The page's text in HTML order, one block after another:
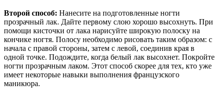
Второй способ: Нанесите на подготовленные ногти
прозрачный лак. Дайте первому слою хорошо высохнуть. При
помощи кисточки от лака нарисуйте широкую полоску на
кончике ногтя. Полосу необходимо рисовать таким образом: с
начала с правой стороны, затем с левой, соединив края в
одной точке. Подождите, когда белый лак высохнет. Покройте
ногти прозрачным лаком. Этот способ скорее для тех, кто уже
имеет некоторые навыки выполнения французского
маникюра.